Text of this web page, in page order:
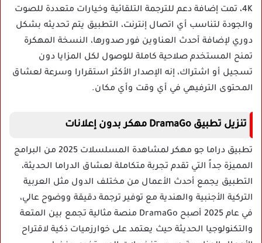
4K، تمت إضافة دعم للترجمة التلقائية وخيارات متعددة للصوت
والجودة لتناسب أي اتصال إنترنت، التطبيق يتم تحديثه بشكل
دوري لإضافة أحدث العناوين فور صدورها، النسخة المهكرة
تمنح المستخدم صلاحية كاملة للوصول لكل المزايا دون
تسجيل أو اشتراك، إنه الإصدار الأكثر استقرارا وسرعة لعشاق
المحتوى الترفيهي في أي وقت وأي مكان.
تنزيل تطبيق DramaGo مهكر بدون إعلانات
تطبيق دراما جو مهكر لمشاهدة المسلسلات 2025 من البرامج
المميزة جداً التي تقدم تجربة متكاملة لعشاق الدراما الحديثة،
التطبيق يجمع أحدث الأعمال من مختلف الدول مثل العربية
التركية الأجنبية والهندية مع توفير ترجمة دقيقة ووضوح عالي،
في عام 2025 أصبح DramaGo منصة مثالية تجمع بين المتعة
والتكنولوجيا الحديثة حيث يعتمد على خوارزميات ذكية لاقتراح